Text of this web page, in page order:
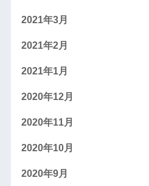
2021年3月
2021年2月
2021年1月
2020年12月
2020年11月
2020年10月
2020年9月